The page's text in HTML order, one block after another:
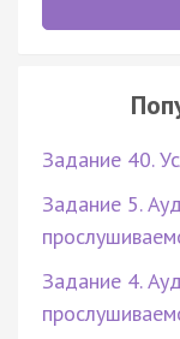
Задание 40.
Задание 5.
Задание 4.